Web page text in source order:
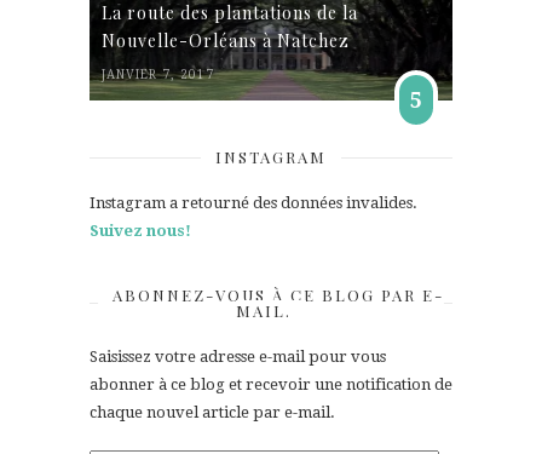
La route des plantations de la
Nouvelle-Orléans à Natchez
JANVIER 7, 2017
5
INSTAGRAM
Instagram a retourné des données invalides.
Suivez nous!
ABONNEZ-VOUS À CE BLOG PAR E-
MAIL.
Saisissez votre adresse e-mail pour vous
abonner à ce blog et recevoir une notification de
chaque nouvel article par e-mail.